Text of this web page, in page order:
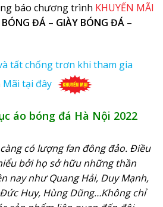
báo chương trình KHUYẾN MÃI
ĐÁ – GIÀY BÓNG ĐÁ –
tất chống trơn khi tham gia
tại đây
áo bóng đá Hà Nội 2022
có lượng fan đông đảo. Điều
bởi họ sở hữu những thần
nay như Quang Hải, Duy Mạnh,
Huy, Hùng Dũng…Không chỉ